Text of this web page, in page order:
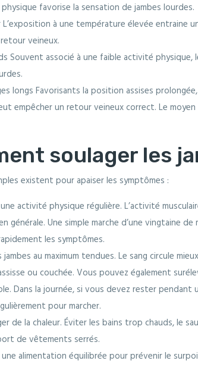
favorise la sensation de jambes lourdes.
L’exposition à une température élevée entraine
veineux.
Souvent associé à une faible activité
longs Favorisants la position assises
empêcher un retour veineux correct. Le
soulager les
existent pour apaiser les symptômes :
activité physique régulière. L’activité
générale. Une simple marche d’une vingtaine
les symptômes.
jambes au maximum tendues. Le sang circule
ou couchée. Vous pouvez également
Dans la journée, si vous devez rester pendant
pour marcher.
de la chaleur. Éviter les bains trop chauds, le
de vêtements serrés.
une alimentation équilibrée pour prévenir le